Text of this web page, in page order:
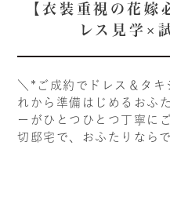
【衣装重視の花
レス見学×
＼*ご成約でドレス＆タ
れから準備はじめるおふ
ーがひとつひとつ丁寧に
切邸宅で、おふたりなら